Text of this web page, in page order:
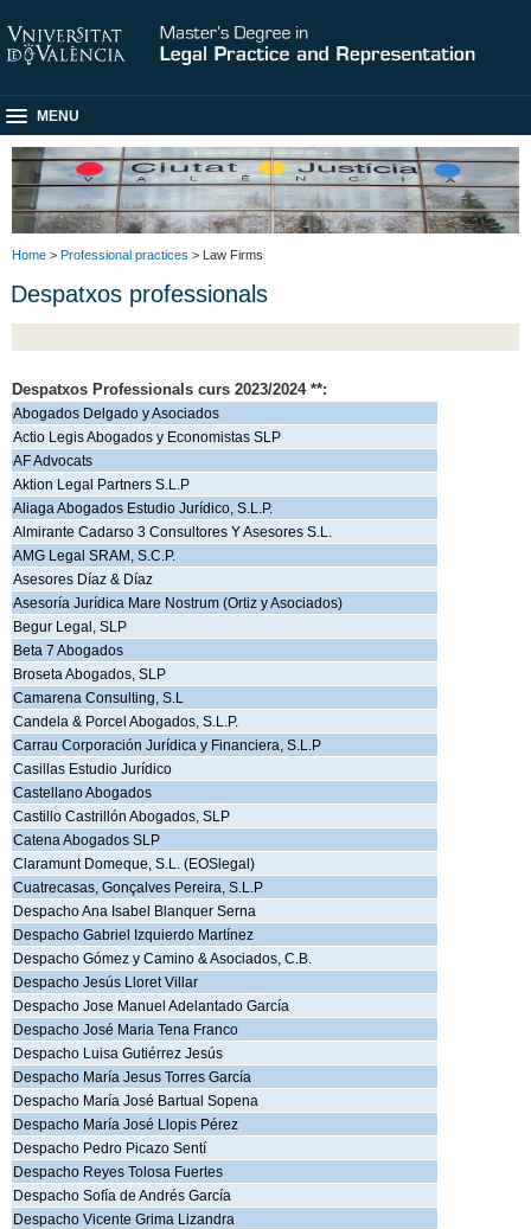
MENU
Home > Professional practices > Law Firms
Despatxos professionals
Despatxos Professionals curs 2023/2024 **:
Abogados Delgado y Asociados
Actio Legis Abogados y Economistas SLP
AF Advocats
Aktion Legal Partners S.L.P
Aliaga Abogados Estudio Jurídico, S.L.P.
Almirante Cadarso 3 Consultores Y Asesores S.L.
AMG Legal SRAM, S.C.P.
Asesores Díaz & Díaz
Asesoría Jurídica Mare Nostrum (Ortiz y Asociados)
Begur Legal, SLP
Beta 7 Abogados
Broseta Abogados, SLP
Camarena Consulting, S.L
Candela & Porcel Abogados, S.L.P.
Carrau Corporación Jurídica y Financiera, S.L.P
Casillas Estudio Jurídico
Castellano Abogados
Castillo Castrillón Abogados, SLP
Catena Abogados SLP
Claramunt Domeque, S.L. (EOSlegal)
Cuatrecasas, Gonçalves Pereira, S.L.P
Despacho Ana Isabel Blanquer Serna
Despacho Gabriel Izquierdo Martínez
Despacho Gómez y Camino & Asociados, C.B.
Despacho Jesús Lloret Villar
Despacho Jose Manuel Adelantado García
Despacho José Maria Tena Franco
Despacho Luisa Gutiérrez Jesús
Despacho María Jesus Torres García
Despacho María José Bartual Sopena
Despacho María José Llopis Pérez
Despacho Pedro Picazo Sentí
Despacho Reyes Tolosa Fuertes
Despacho Sofía de Andrés García
Despacho Vicente Grima Lizandra